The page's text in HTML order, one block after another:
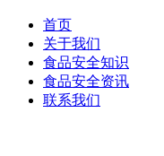
首页
关于我们
食品安全知识
食品安全资讯
联系我们